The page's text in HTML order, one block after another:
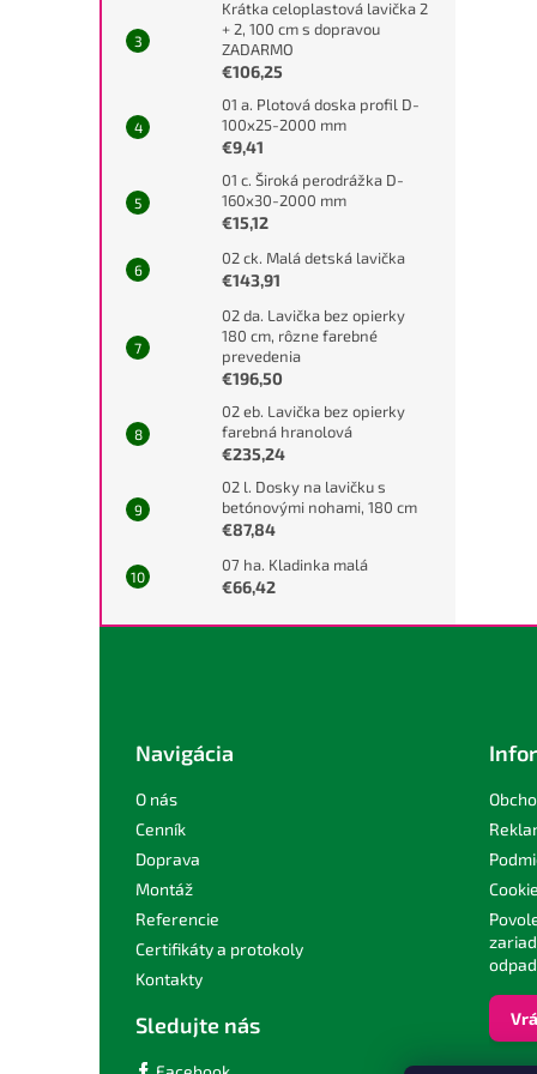
Krátka celoplastová lavička 2
+ 2, 100 cm s dopravou
ZADARMO
€106,25
01 a. Plotová doska profil D-
100x25-2000 mm
€9,41
01 c. Široká perodrážka D-
160x30-2000 mm
€15,12
02 ck. Malá detská lavička
€143,91
02 da. Lavička bez opierky
180 cm, rôzne farebné
prevedenia
€196,50
02 eb. Lavička bez opierky
farebná hranolová
€235,24
02 l. Dosky na lavičku s
betónovými nohami, 180 cm
€87,84
07 ha. Kladinka malá
€66,42
Navigácia
O nás
Cenník
Doprava
Montáž
Referencie
Certifikáty a protokoly
Kontakty
Sledujte nás